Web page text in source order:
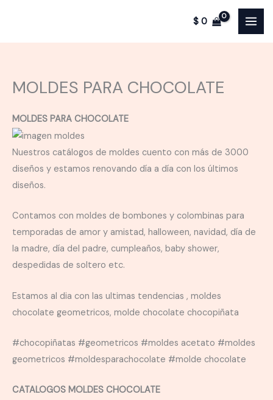
contenido
$0
MOLDES PARA CHOCOLATE
MOLDES PARA CHOCOLATE
Nuestros catálogos de moldes cuento con más de 3000
diseños y estamos renovando día a día con los últimos
diseños.
Contamos con moldes de bombones y colombinas para
temporadas de amor y amistad, halloween, navidad, día de
la madre, día del padre, cumpleaños, baby shower,
despedidas de soltero etc.
Estamos al dia con las ultimas tendencias , moldes
chocolate geometricos, molde chocolate chocopiñata
#chocopiñatas #geometricos #moldes acetato #moldes
geometricos #moldesparachocolate #molde chocolate
CATALOGOS MOLDES CHOCOLATE